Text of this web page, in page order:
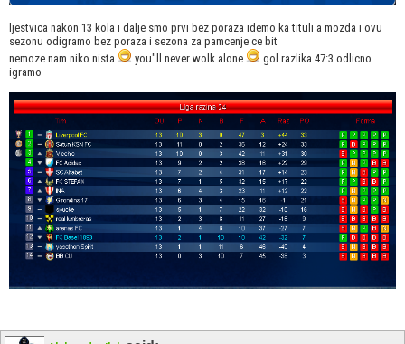
ljestvica nakon 13 kola i dalje smo prvi bez poraza idemo ka tituli a mozda i ovu
sezonu odigramo bez poraza i sezona za pamcenje ce bit
nemoze nam niko nista
you"ll never wolk alone
gol razlika 47:3 odlicno
igramo